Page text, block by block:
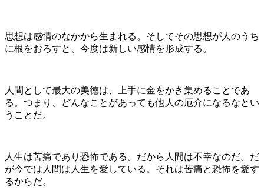
思想は感情のなかから生まれる。そしてその思想が人のうち
に根をおろすと、今度は新しい感情を形成する。
人間として最大の美徳は、上手に金をかき集めることであ
る。つまり、どんなことがあっても他人の厄介になるなとい
うことだ。
人生は苦痛であり恐怖である。だから人間は不幸なのだ。だ
が今では人間は人生を愛している。それは苦痛と恐怖を愛す
るからだ。